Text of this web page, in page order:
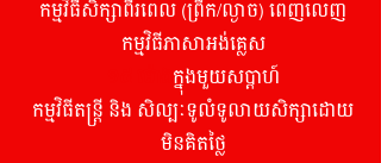
កម្មវិធីសិក្សាពីរពេល (ព្រឹក/ល្ងាច) ពេញលេញ
កម្មវិធីភាសាអង់គ្លេស
ក្នុងមួយសប្តាហ៍
កម្មវិធីតន្ត្រី និង សិល្បៈទូលំទូលាយសិក្សាដោយ
មិនគិតថ្លៃ